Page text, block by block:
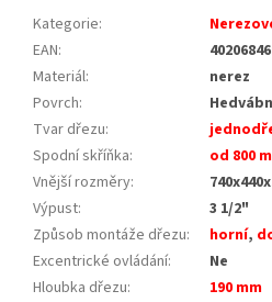
Kategorie:
EAN:
Materiál:
nerez
Povrch:
Tvar dřezu:
Spodní skříňka:
od 800
Vnější rozměry:
Výpust:
3 1/2"
Způsob montáže dřezu: horní,
Excentrické ovládání:
Ne
Hloubka dřezu:
190 mm